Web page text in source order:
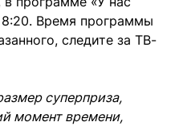
Время программы
следите за ТВ-
суперприза,
момент времени,